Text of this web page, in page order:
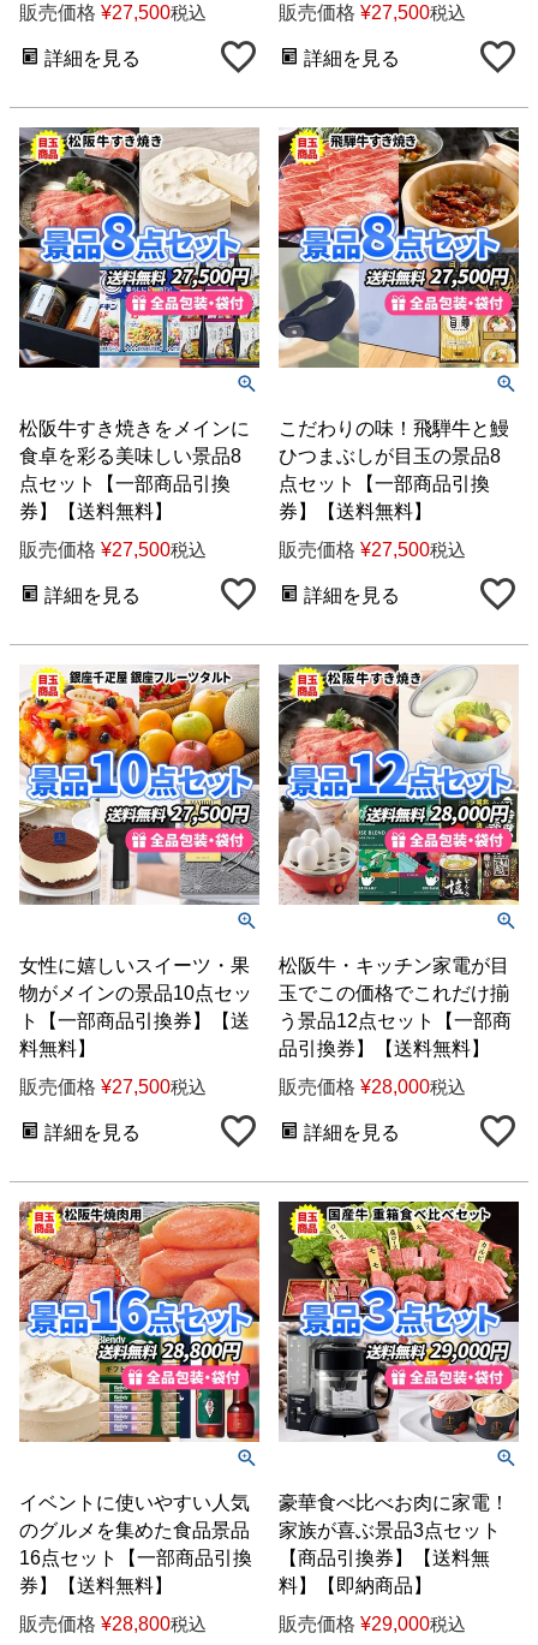
販売価格 ¥27,500税込
詳細を見る
販売価格 ¥27,500税込
詳細を見る
松阪牛すき焼きをメインに
食卓を彩る美味しい景品8
点セット【一部商品引換
券】【送料無料】
販売価格 ¥27,500税込
詳細を見る
こだわりの味！飛騨牛と鰻
ひつまぶしが目玉の景品8
点セット【一部商品引換
券】【送料無料】
販売価格 ¥27,500税込
詳細を見る
女性に嬉しいスイーツ・果
物がメインの景品10点セッ
ト【一部商品引換券】【送
料無料】
販売価格 ¥27,500税込
詳細を見る
松阪牛・キッチン家電が目
玉でこの価格でこれだけ揃
う景品12点セット【一部商
品引換券】【送料無料】
販売価格 ¥28,000税込
詳細を見る
イベントに使いやすい人気
のグルメを集めた食品景品
16点セット【一部商品引換
券】【送料無料】
販売価格 ¥28,800税込
豪華食べ比べお肉に家電！
家族が喜ぶ景品3点セット
【商品引換券】【送料無
料】【即納商品】
販売価格 ¥29,000税込